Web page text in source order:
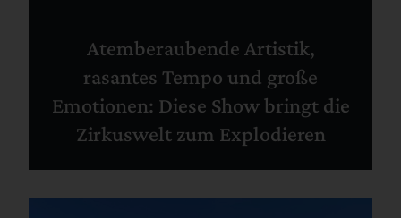
Atemberaubende Artistik,
rasantes Tempo und große
Emotionen: Diese Show bringt die
Zirkuswelt zum Explodieren